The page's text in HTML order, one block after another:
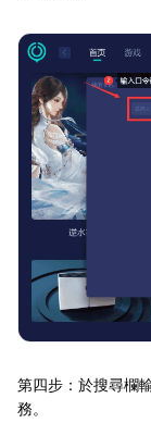
第四步：於搜尋欄
務。